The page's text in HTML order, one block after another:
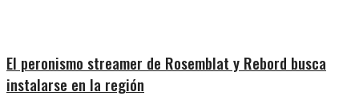
El peronismo streamer de Rosemblat y Rebord busca
instalarse en la región